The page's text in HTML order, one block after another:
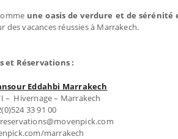
une oasis de verdure et de
vacances réussies à Marrakech.
et Réservations :
Eddahbi Marrakech
– Hivernage – Marrakech
33 91 00
marrakech